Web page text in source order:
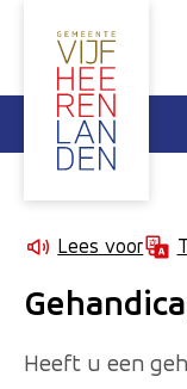
Lees voor
Heeft u een